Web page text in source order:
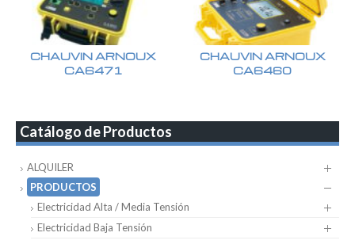
CHAUVIN ARNOUX
CA6471
CHAUVIN ARNOUX
CA6460
Catálogo de Productos
ALQUILER
PRODUCTOS
Electricidad Alta / Media Tensión
Electricidad Baja Tensión